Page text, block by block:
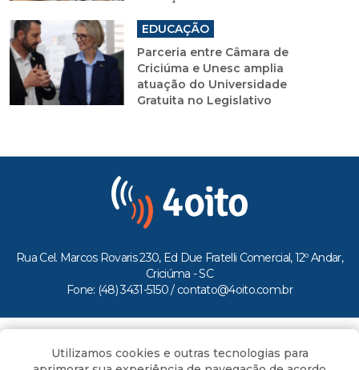
EDUCAÇÃO
Parceria entre Câmara de
Criciúma e Unesc amplia
atuação do Universidade
Gratuita no Legislativo
Rua Cel. Marcos Rovaris 230, Ed Due Fratelli Comercial, 12º Andar,
Criciúma - SC
Fone: (48) 3431-5150 / contato@4oito.com.br
Todos os direitos reservados ao Portal 4oito
Utilizamos cookies e outras tecnologias para